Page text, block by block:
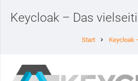
Keycloak – Das
Start chevron_right Keycloak